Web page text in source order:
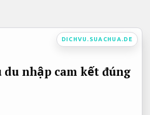
DICHVU.SUACHUA.DE
du nhập cam kết đúng